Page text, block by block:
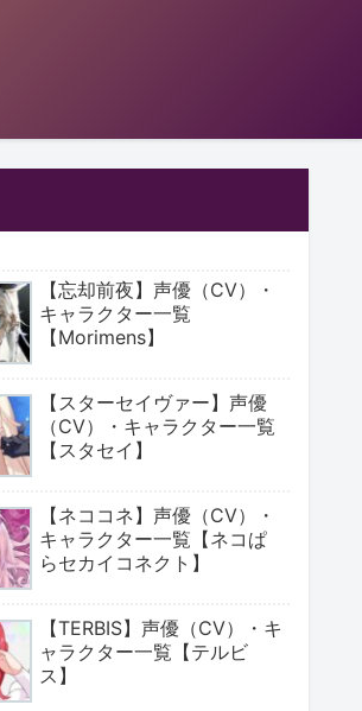
【忘却前夜】声優（CV）・
キャラクター一覧
【Morimens】
【スターセイヴァー】声優
（CV）・キャラクター一覧
【スタセイ】
【ネココネ】声優（CV）・
キャラクター一覧【ネコぱ
らセカイコネクト】
【TERBIS】声優（CV）・キ
ャラクター一覧【テルビ
ス】